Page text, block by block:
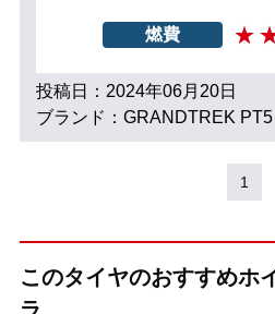
燃費
投稿日：2024年06月20日
ブランド：GRANDTREK
1
このタイヤのおすすめホ